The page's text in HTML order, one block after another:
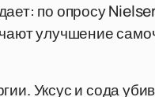
по опросу
улучшение
Уксус и сода